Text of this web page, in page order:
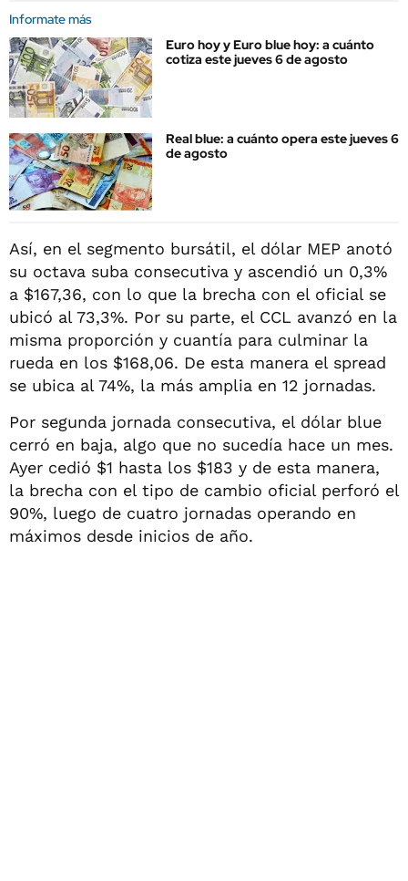
Informate más
Euro hoy y Euro blue hoy: a cuánto
cotiza este jueves 6 de agosto
Real blue: a cuánto opera este jueves 6
de agosto
Así, en el segmento bursátil, el dólar MEP anotó
su octava suba consecutiva y ascendió un 0,3%
a $167,36, con lo que la brecha con el oficial se
ubicó al 73,3%. Por su parte, el CCL avanzó en la
misma proporción y cuantía para culminar la
rueda en los $168,06. De esta manera el spread
se ubica al 74%, la más amplia en 12 jornadas.
Por segunda jornada consecutiva, el dólar blue
cerró en baja, algo que no sucedía hace un mes.
Ayer cedió $1 hasta los $183 y de esta manera,
la brecha con el tipo de cambio oficial perforó el
90%, luego de cuatro jornadas operando en
máximos desde inicios de año.